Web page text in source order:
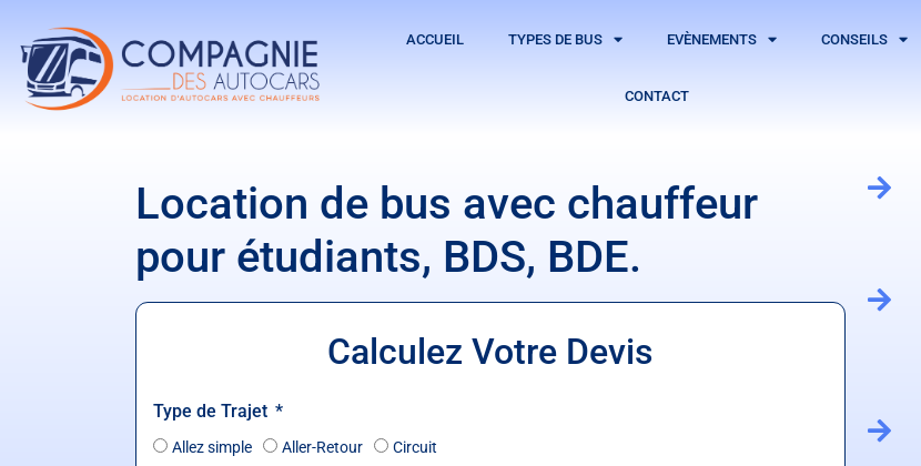
ACCUEIL TYPES DE BUS EVÈNEMENTS CONSEILS
CONTACT
Location de bus avec chauffeur
pour étudiants, BDS, BDE.
Calculez Votre Devis
Type de Trajet
Allez simple Aller-Retour Circuit